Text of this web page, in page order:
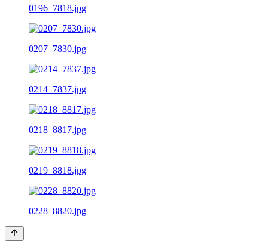
0196_7818.jpg
0207_7830.jpg
0214_7837.jpg
0218_8817.jpg
0219_8818.jpg
0228_8820.jpg